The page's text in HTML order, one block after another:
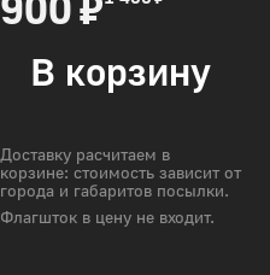
В корзину
Доставку расчитаем в
корзине: стоимость зависит от
города и габаритов посылки.
Флагшток в цену не входит.